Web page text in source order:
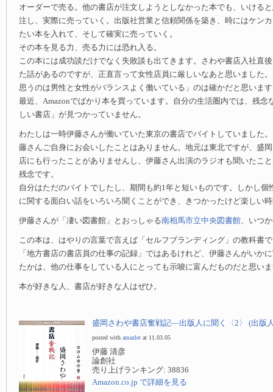
オーダーで売る。他の書店が注文しようとしなかった本でも、いける
注し、実際に売っていく。出版社営業と信頼関係を築き、時にはケン
たい本を入れて、そして確実に売っていく。
その本を見る力、売る力には恐れ入る。
この本には成功談だけでなく失敗談も出てきます。さわや書店入社直
た話があるのですが、正直言って女性店員に厳しいなあと思いました
思うのは男性と女性がバランスよく働いている」のは確かだと思いま
最近、Amazonでばかり本を買っています。自分の生活圏内では、残念
しい書店」が見つかっていません。
わたしは一時伊藤さんが働いていた東京の書店でバイトしていました。
藤さんご自身にお会いしたことはありません。地元は東北ですが、盛
店にも行ったことがありませんし、伊藤さん出演のラジオも聞いたこ
残念です。
自分はただのバイトでしたし、期間も約1年と短いものです。しかし個
に関する面白い話をいろいろ聞くことができ、きつかったけど楽しい
伊藤さんが「凄い図書館」とおっしゃる南相馬市立中央図書館、いつ
この本は、はやりの言葉で言えば「セルフブランディング」の教科書
「地方書店の書店員の仕事の記録」ではあるけれど、伊藤さんがいか
たかは、他の仕事をしている人にとっても示唆に富んだものだと思い
本が好きな人、書店が好きな人はぜひ。
盛岡さわや書店奮戦記—出版人に聞く〈2〉 (出版
posted with amazlet at 11.03.05
伊藤 清彦
論創社
売り上げランキング: 38836
Amazon.co.jp で詳細を見る